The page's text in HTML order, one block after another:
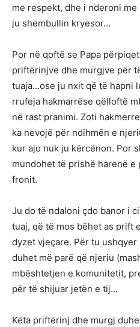
me respekt, dhe i nderoni
ju shembullin kryesor…
Por në qoftë se Papa
priftërinjve dhe murgjve për
tuaja…ose ju nxit që të hapni
rrufeja hakmarrëse qëlloftë
në rast pranimi. Zoti
ka nevojë për ndihmën e
kur ajo nuk ju kërcënon. Por
mundohet të prishë harenë
fronit.
Ju do të ndaloni çdo banor i
tuaj, që të mos bëhet as prift
dyzet vjeçare. Për tu
duhet më parë që njeriu
mbështetjen e komunitetit,
për të shijuar jetën e tij…
Këta priftërinj dhe murgj